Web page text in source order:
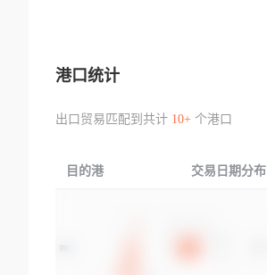
港口统计
出口贸易匹配到共计 10+个港口
目的港 交易日期分布